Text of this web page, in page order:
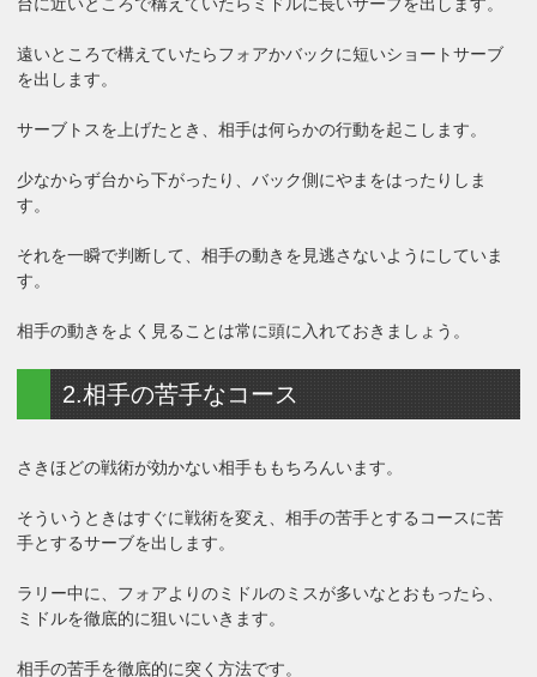
遠いところで構えていたらフォアかバックに短いショートサーブ
を出します。
サーブトスを上げたとき、相手は何らかの行動を起こします。
少なからず台から下がったり、バック側にやまをはったりしま
す。
それを一瞬で判断して、相手の動きを見逃さないようにしていま
す。
相手の動きをよく見ることは常に頭に入れておきましょう。
2.相手の苦手なコース
さきほどの戦術が効かない相手ももちろんいます。
そういうときはすぐに戦術を変え、相手の苦手とするコースに苦
手とするサーブを出します。
ラリー中に、フォアよりのミドルのミスが多いなとおもったら、
ミドルを徹底的に狙いにいきます。
相手の苦手を徹底的に突く方法です。